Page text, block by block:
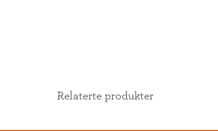
Relaterte produkter